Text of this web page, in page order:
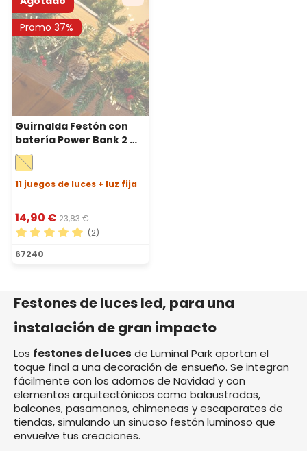
Promo 37%
Guirnalda Festón con
batería Power Bank 2 m,
200 microled blanco
cálido, cable metal plata
11 juegos de luces + luz fija
14,90 € 23,83 €
Calificación promedio de 5 de 5 estrellas
(2)
67240
Festones de luces led, para una
instalación de gran impacto
Los festones de luces de Luminal Park aportan el
toque final a una decoración de ensueño. Se integran
fácilmente con los adornos de Navidad y con
elementos arquitectónicos como balaustradas,
balcones, pasamanos, chimeneas y escaparates de
tiendas, simulando un sinuoso festón luminoso que
envuelve tus creaciones.